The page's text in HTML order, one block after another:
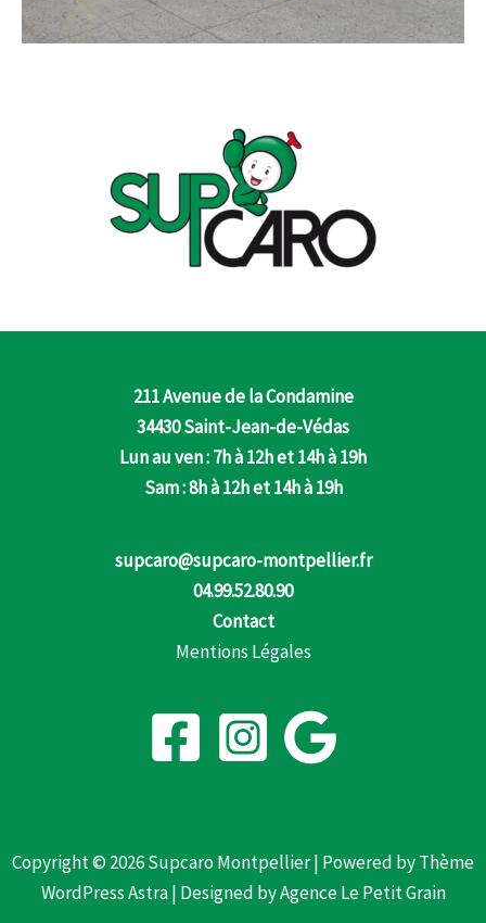
211 Avenue de la Condamine
34430 Saint-Jean-de-Védas
Lun au ven : 7h à 12h et 14h à 19h
Sam : 8h à 12h et 14h à 19h
supcaro@supcaro-montpellier.fr
04.99.52.80.90
Contact
Mentions Légales
Copyright © 2026 Supcaro Montpellier | Powered byThème
WordPress Astra| Designed byAgence Le Petit Grain